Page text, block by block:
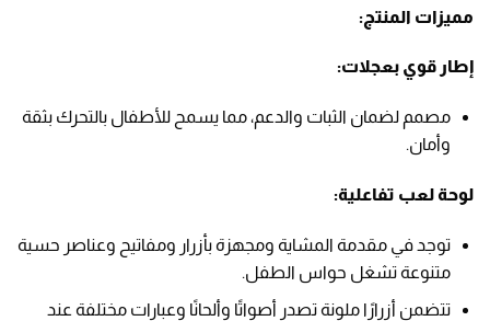
مميزات المنتج:
إطار قوي بعجلات:
مصمم لضمان الثبات والدعم، مما يسمح للأطفال بالتحرك بثقة
وأمان.
لوحة لعب تفاعلية:
توجد في مقدمة المشاية ومجهزة بأزرار ومفاتيح وعناصر حسية
متنوعة تشغل حواس الطفل.
تتضمن أزرارًا ملونة تصدر أصواتًا وألحانًا وعبارات مختلفة عند